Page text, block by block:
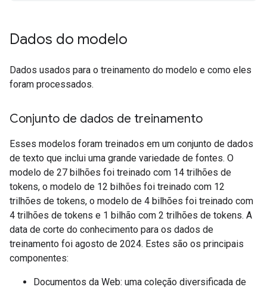
Dados do modelo
Dados usados para o treinamento do modelo e como eles
foram processados.
Conjunto de dados de treinamento
Esses modelos foram treinados em um conjunto de dados
de texto que inclui uma grande variedade de fontes. O
modelo de 27 bilhões foi treinado com 14 trilhões de
tokens, o modelo de 12 bilhões foi treinado com 12
trilhões de tokens, o modelo de 4 bilhões foi treinado com
4 trilhões de tokens e 1 bilhão com 2 trilhões de tokens. A
data de corte do conhecimento para os dados de
treinamento foi agosto de 2024. Estes são os principais
componentes:
Documentos da Web: uma coleção diversificada de